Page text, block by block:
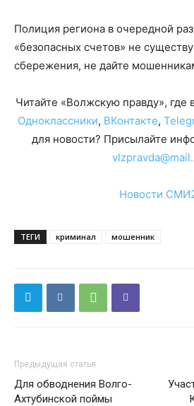
Полиция региона в очередной
«безопасных счетов» не
сбережения, не дайте
Читайте «Волжскую правду», где
Одноклассники, ВКонтакте,
для новости? Присылайте
Новости
ТЕГИ криминал мошенник
Предыдущая статья
Для обводнения Волго-
Ахтубинской поймы